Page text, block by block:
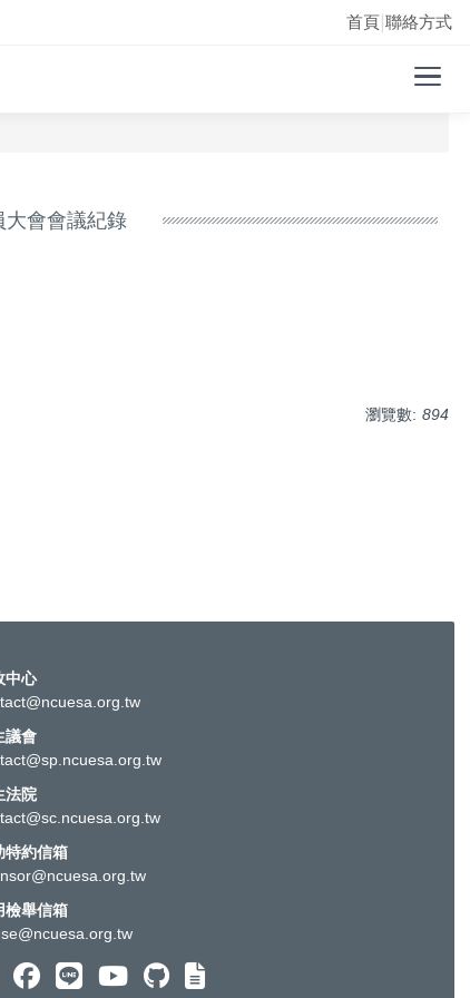
首頁 聯絡方式
大會會議紀錄
瀏覽數: 894
中心
議會
法院
特約信箱
檢舉信箱